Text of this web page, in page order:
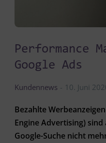
Performance
Google Ads
Kundennews 10. Juni
Bezahlte
Engine Advertising)
Google-Suche nicht